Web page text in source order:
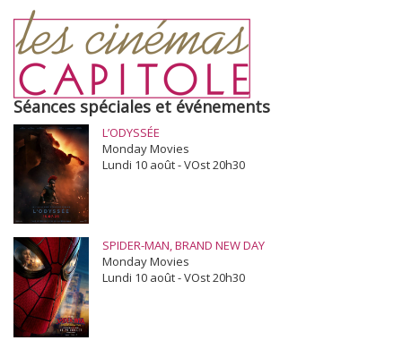
Séances spéciales et événements
L’ODYSSÉE
Monday Movies
Lundi 10 août - VOst 20h30
SPIDER-MAN, BRAND NEW DAY
Monday Movies
Lundi 10 août - VOst 20h30